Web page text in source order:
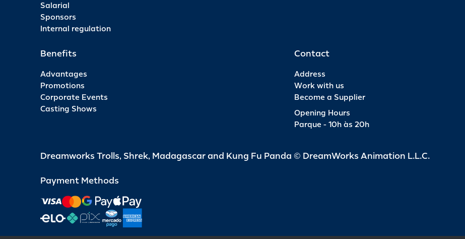
Salarial
Sponsors
Internal regulation
Benefits
Advantages
Promotions
Corporate Events
Casting Shows
Contact
Address
Work with us
Become a Supplier
Opening Hours
Parque - 10h às 20h
Dreamworks Trolls, Shrek, Madagascar and Kung Fu Panda © DreamWorks Animation L.L.C.
Payment Methods